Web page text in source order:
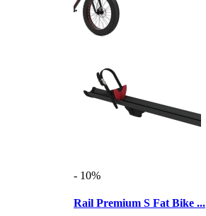
- 10%
Rail Premium S Fat Bike ...